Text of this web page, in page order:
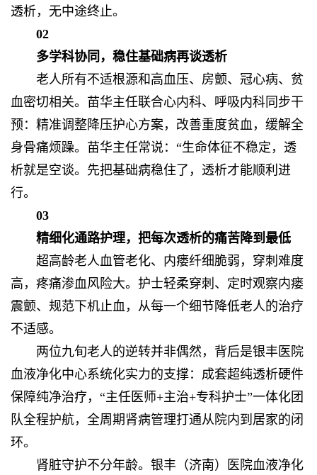
透析，无中途终止。
02
多学科协同，稳住基础病再谈透析
老人所有不适根源和高血压、房颤、冠心病、贫
血密切相关。苗华主任联合心内科、呼吸内科同步干
预：精准调整降压护心方案，改善重度贫血，缓解全
身骨痛烦躁。苗华主任常说：“生命体征不稳定，透
析就是空谈。先把基础病稳住了，透析才能顺利进
行。
03
精细化通路护理，把每次透析的痛苦降到最低
超高龄老人血管老化、内瘘纤细脆弱，穿刺难度
高，疼痛渗血风险大。护士轻柔穿刺、定时观察内瘘
震颤、规范下机止血，从每一个细节降低老人的治疗
不适感。
两位九旬老人的逆转并非偶然，背后是银丰医院
血液净化中心系统化实力的支撑：成套超纯透析硬件
保障纯净治疗，“主任医师+主治+专科护士”一体化团
队全程护航，全周期肾病管理打通从院内到居家的闭
环。
肾脏守护不分年龄。银丰（济南）医院血液净化